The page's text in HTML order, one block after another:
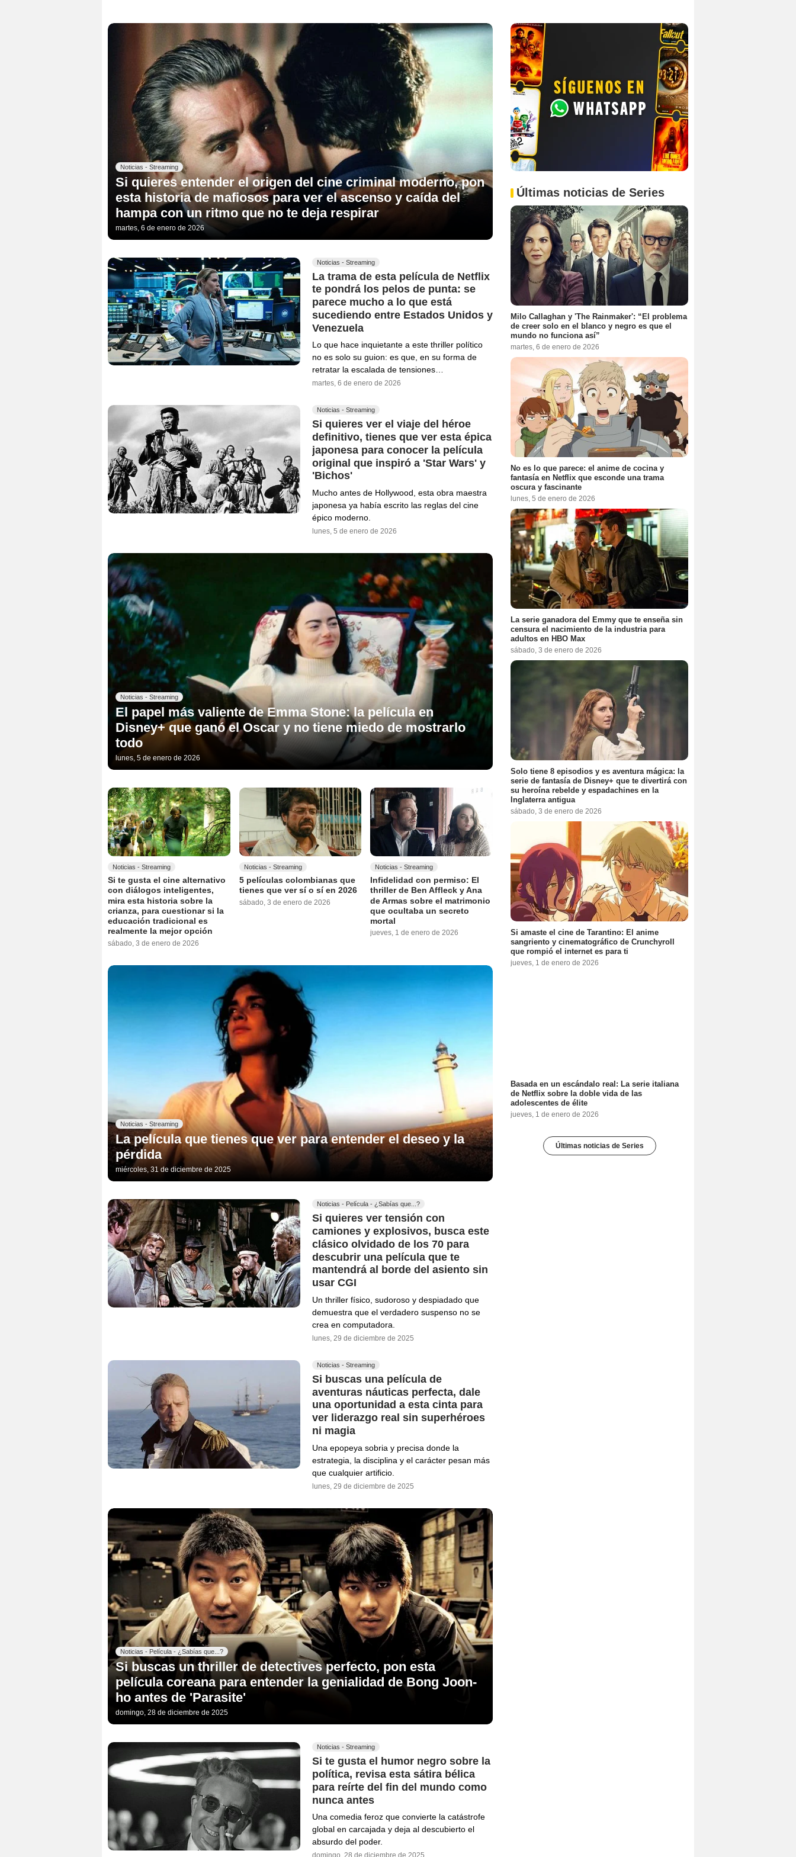
Noticias - Streaming
Si quieres entender el origen del cine criminal moderno, pon
esta historia de mafiosos para ver el ascenso y caída del
hampa con un ritmo que no te deja respirar
martes, 6 de enero de 2026
Noticias - Streaming
La trama de esta película de Netflix
te pondrá los pelos de punta: se
parece mucho a lo que está
sucediendo entre Estados Unidos y
Venezuela
Lo que hace inquietante a este thriller político
no es solo su guion: es que, en su forma de
retratar la escalada de tensiones…
martes, 6 de enero de 2026
Noticias - Streaming
Si quieres ver el viaje del héroe
definitivo, tienes que ver esta épica
japonesa para conocer la película
original que inspiró a 'Star Wars' y
'Bichos'
Mucho antes de Hollywood, esta obra maestra
japonesa ya había escrito las reglas del cine
épico moderno.
lunes, 5 de enero de 2026
Noticias - Streaming
El papel más valiente de Emma Stone: la película en
Disney+ que ganó el Oscar y no tiene miedo de mostrarlo
todo
lunes, 5 de enero de 2026
Noticias - Streaming
Si te gusta el cine alternativo
con diálogos inteligentes,
mira esta historia sobre la
crianza, para cuestionar si la
educación tradicional es
realmente la mejor opción
sábado, 3 de enero de 2026
Noticias - Streaming
5 películas colombianas que
tienes que ver sí o sí en 2026
sábado, 3 de enero de 2026
Noticias - Streaming
Infidelidad con permiso: El
thriller de Ben Affleck y Ana
de Armas sobre el matrimonio
que ocultaba un secreto
mortal
jueves, 1 de enero de 2026
Noticias - Streaming
La película que tienes que ver para entender el deseo y la
pérdida
miércoles, 31 de diciembre de 2025
Noticias - Película - ¿Sabías que...?
Si quieres ver tensión con
camiones y explosivos, busca este
clásico olvidado de los 70 para
descubrir una película que te
mantendrá al borde del asiento sin
usar CGI
Un thriller físico, sudoroso y despiadado que
demuestra que el verdadero suspenso no se
crea en computadora.
lunes, 29 de diciembre de 2025
Noticias - Streaming
Si buscas una película de
aventuras náuticas perfecta, dale
una oportunidad a esta cinta para
ver liderazgo real sin superhéroes
ni magia
Una epopeya sobria y precisa donde la
estrategia, la disciplina y el carácter pesan más
que cualquier artificio.
lunes, 29 de diciembre de 2025
Noticias - Película - ¿Sabías que...?
Si buscas un thriller de detectives perfecto, pon esta
película coreana para entender la genialidad de Bong Joon-
ho antes de 'Parasite'
domingo, 28 de diciembre de 2025
Noticias - Streaming
Si te gusta el humor negro sobre la
política, revisa esta sátira bélica
para reírte del fin del mundo como
nunca antes
Una comedia feroz que convierte la catástrofe
global en carcajada y deja al descubierto el
absurdo del poder.
Últimas noticias de Series
Milo Callaghan y 'The Rainmaker': “El problema
de creer solo en el blanco y negro es que el
mundo no funciona así”
martes, 6 de enero de 2026
No es lo que parece: el anime de cocina y
fantasía en Netflix que esconde una trama
oscura y fascinante
lunes, 5 de enero de 2026
La serie ganadora del Emmy que te enseña sin
censura el nacimiento de la industria para
adultos en HBO Max
sábado, 3 de enero de 2026
Solo tiene 8 episodios y es aventura mágica: la
serie de fantasía de Disney+ que te divertirá con
su heroína rebelde y espadachines en la
Inglaterra antigua
sábado, 3 de enero de 2026
Si amaste el cine de Tarantino: El anime
sangriento y cinematográfico de Crunchyroll
que rompió el internet es para ti
jueves, 1 de enero de 2026
Basada en un escándalo real: La serie italiana
de Netflix sobre la doble vida de las
adolescentes de élite
jueves, 1 de enero de 2026
Últimas noticias de Series